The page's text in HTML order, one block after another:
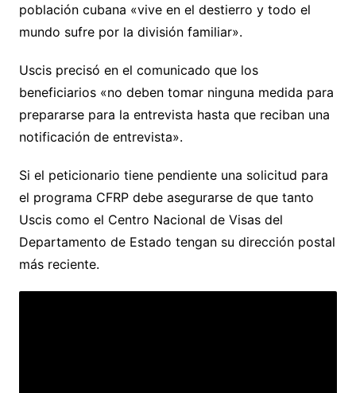
población cubana «vive en el destierro y todo el
mundo sufre por la división familiar».
Uscis precisó en el comunicado que los
beneficiarios «no deben tomar ninguna medida para
prepararse para la entrevista hasta que reciban una
notificación de entrevista».
Si el peticionario tiene pendiente una solicitud para
el programa CFRP debe asegurarse de que tanto
Uscis como el Centro Nacional de Visas del
Departamento de Estado tengan su dirección postal
más reciente.